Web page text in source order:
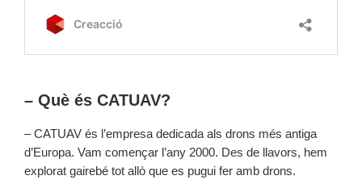
– Què és CATUAV?
– CATUAV és l’empresa dedicada als drons més antiga
d’Europa. Vam començar l’any 2000. Des de llavors, hem
explorat gairebé tot allò que es pugui fer amb drons.